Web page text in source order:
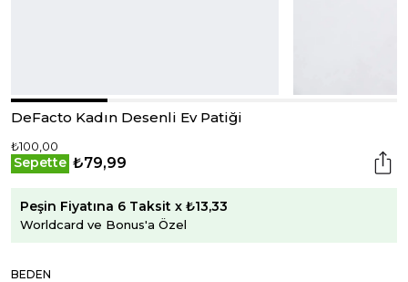
DeFacto Kadın Desenli Ev Patiği
₺100,00
Sepette ₺79,99
Peşin Fiyatına 6 Taksit x ₺13,33
Worldcard ve Bonus'a Özel
BEDEN